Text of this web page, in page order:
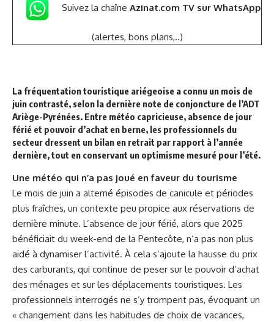
Suivez la chaîne Azinat.com TV sur WhatsApp
(alertes, bons plans,..)
La fréquentation touristique ariégeoise a connu un mois de
juin contrasté, selon la dernière note de conjoncture de l’ADT
Ariège-Pyrénées. Entre météo capricieuse, absence de jour
férié et pouvoir d’achat en berne, les professionnels du
secteur dressent un bilan en retrait par rapport à l’année
dernière, tout en conservant un optimisme mesuré pour l’été.
Une météo qui n’a pas joué en faveur du tourisme
Le mois de juin a alterné épisodes de canicule et périodes
plus fraîches, un contexte peu propice aux réservations de
dernière minute. L’absence de jour férié, alors que 2025
bénéficiait du week-end de la Pentecôte, n’a pas non plus
aidé à dynamiser l’activité. À cela s’ajoute la hausse du prix
des carburants, qui continue de peser sur le pouvoir d’achat
des ménages et sur les déplacements touristiques. Les
professionnels interrogés ne s’y trompent pas, évoquant un
« changement dans les habitudes de choix de vacances,